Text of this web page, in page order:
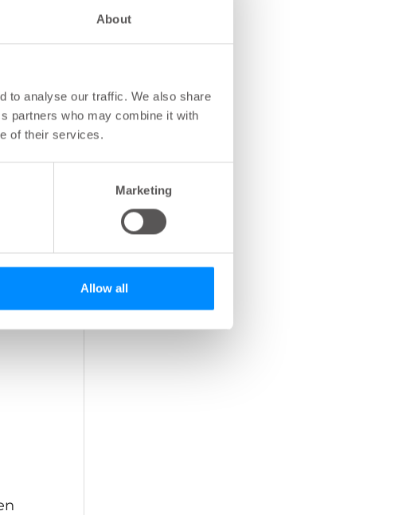
About
to analyse our traffic. We also share
partners who may combine it with
of their services.
Marketing
Allow all